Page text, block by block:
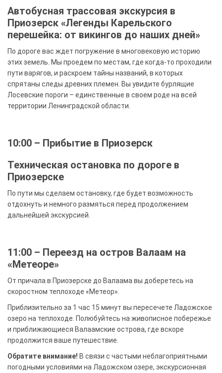
Автобусная трассовая экскурсия в
Приозерск «Легенды Карельского
перешейка: от викингов до наших дней»
По дороге вас ждет погружение в многовековую историю
этих земель. Мы проедем по местам, где когда-то проходили
пути варягов, и раскроем тайны названий, в которых
спрятаны следы древних племен. Вы увидите бурлящие
Лосевские пороги – единственные в своем роде на всей
территории Ленинградской области.
10:00 – Прибытие в Приозерск
Техническая остановка по дороге в
Приозерске
По пути мы сделаем остановку, где будет возможность
отдохнуть и немного размяться перед продолжением
дальнейшей экскурсией.
11:00 – Переезд на остров Валаам на
«Метеоре»
От причала в Приозерске до Валаама вы доберетесь на
скоростном теплоходе «Метеор».
Приблизительно за 1 час 15 минут вы пересечете Ладожское
озеро на теплоходе. Полюбуйтесь на живописное побережье
и приближающиеся Валаамские острова, где вскоре
продолжится ваше путешествие.
Обратите внимание! В связи с частыми неблагоприятными
погодными условиями на Ладожском озере, экскурсионная